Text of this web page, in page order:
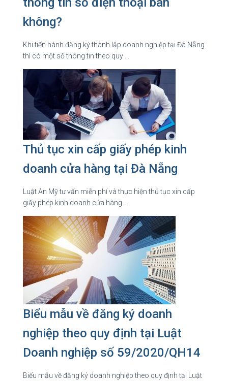
không?
Khi tiến hành đăng ký thành lập doanh nghiệp tại Đà Nẵng
thì có một số thông tin theo quy …
Thủ tục xin cấp giấy phép kinh
doanh cửa hàng tại Đà Nẵng
Luật An Mỹ tư vấn miễn phí và thực hiện thủ tục xin cấp
giấy phép kinh doanh cửa hàng …
Biểu mẫu về đăng ký doanh
nghiệp theo quy định tại Luật
Doanh nghiệp số 59/2020/QH14
Biểu mẫu về đăng ký doanh nghiệp theo quy định tại Luật